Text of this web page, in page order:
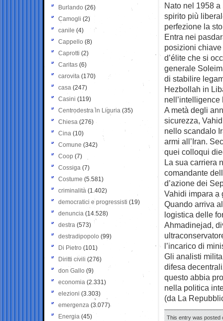
Nato nel 1958
spirito più
perfezione la
Entra nei
posizioni chiave
d’élite che si
generale
di stabilire
Hezbollah in
A metà degli
sicurezza,
nello scandalo
armi all’Iran.
quei colloqui
La sua carriera
comandante
d’azione dei
Vahidi impara a
Quando arriva
logistica delle
Ahmadinejad,
l’incarico di
Gli analisti
difesa
questo abbia
nella politica
(da La
This entry was posted
Burlando (26)
Camogli (2)
canile (4)
Cappello (8)
Caprotti (2)
Caritas (6)
carovita (170)
casa (247)
Casini (119)
Centrodestra in Liguria (35)
Chiesa (276)
Cina (10)
Comune (342)
Coop (7)
Cossiga (7)
Costume (5.581)
criminalità (1.402)
democratici e progressisti (19)
denuncia (14.528)
destra (573)
destradipopolo (99)
Di Pietro (101)
Diritti civili (276)
don Gallo (9)
economia (2.331)
elezioni (3.303)
emergenza (3.077)
Energia (45)